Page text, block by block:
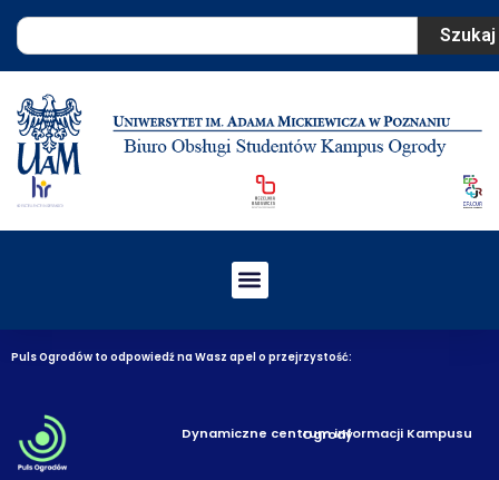
Szukaj
Puls Ogrodów to odpowiedź na Wasz apel o przejrzystość:
Dynamiczne centrum informacji Kampusu Ogrody